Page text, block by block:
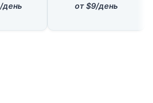
день
от $9/день